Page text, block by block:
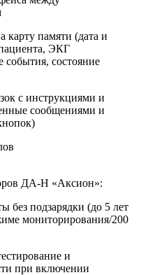
карту памяти (дата и
ЭКГ
события, состояние
с инструкциями и
сообщениями и
ДА-Н «Аксион»:
без подзарядки (до 5 лет
мониторирования/200
и
при включении